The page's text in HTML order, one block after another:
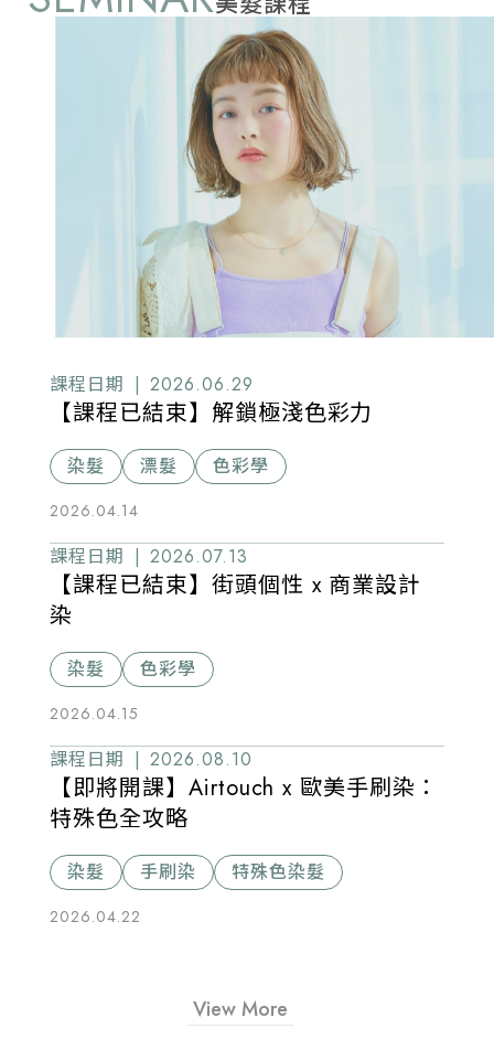
課程日期 | 2026.06.29
【課程已結束】解鎖極淺色彩力
染髮 漂髮 色彩學
2026.04.14
課程日期 | 2026.07.13
【課程已結束】街頭個性 x 商業設計
染
染髮 色彩學
2026.04.15
課程日期 | 2026.08.10
【即將開課】Airtouch x 歐美手刷染：
特殊色全攻略
染髮 手刷染 特殊色染髮
2026.04.22
View More